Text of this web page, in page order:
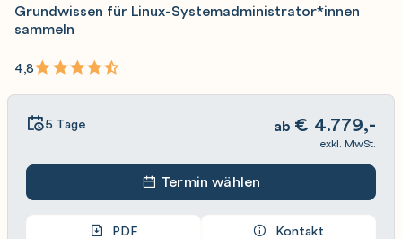
Grundwissen für Linux-Systemadministrator*innen
sammeln
4,8
5 Tage ab € 4.779,-
exkl. MwSt.
Termin wählen
PDF Kontakt